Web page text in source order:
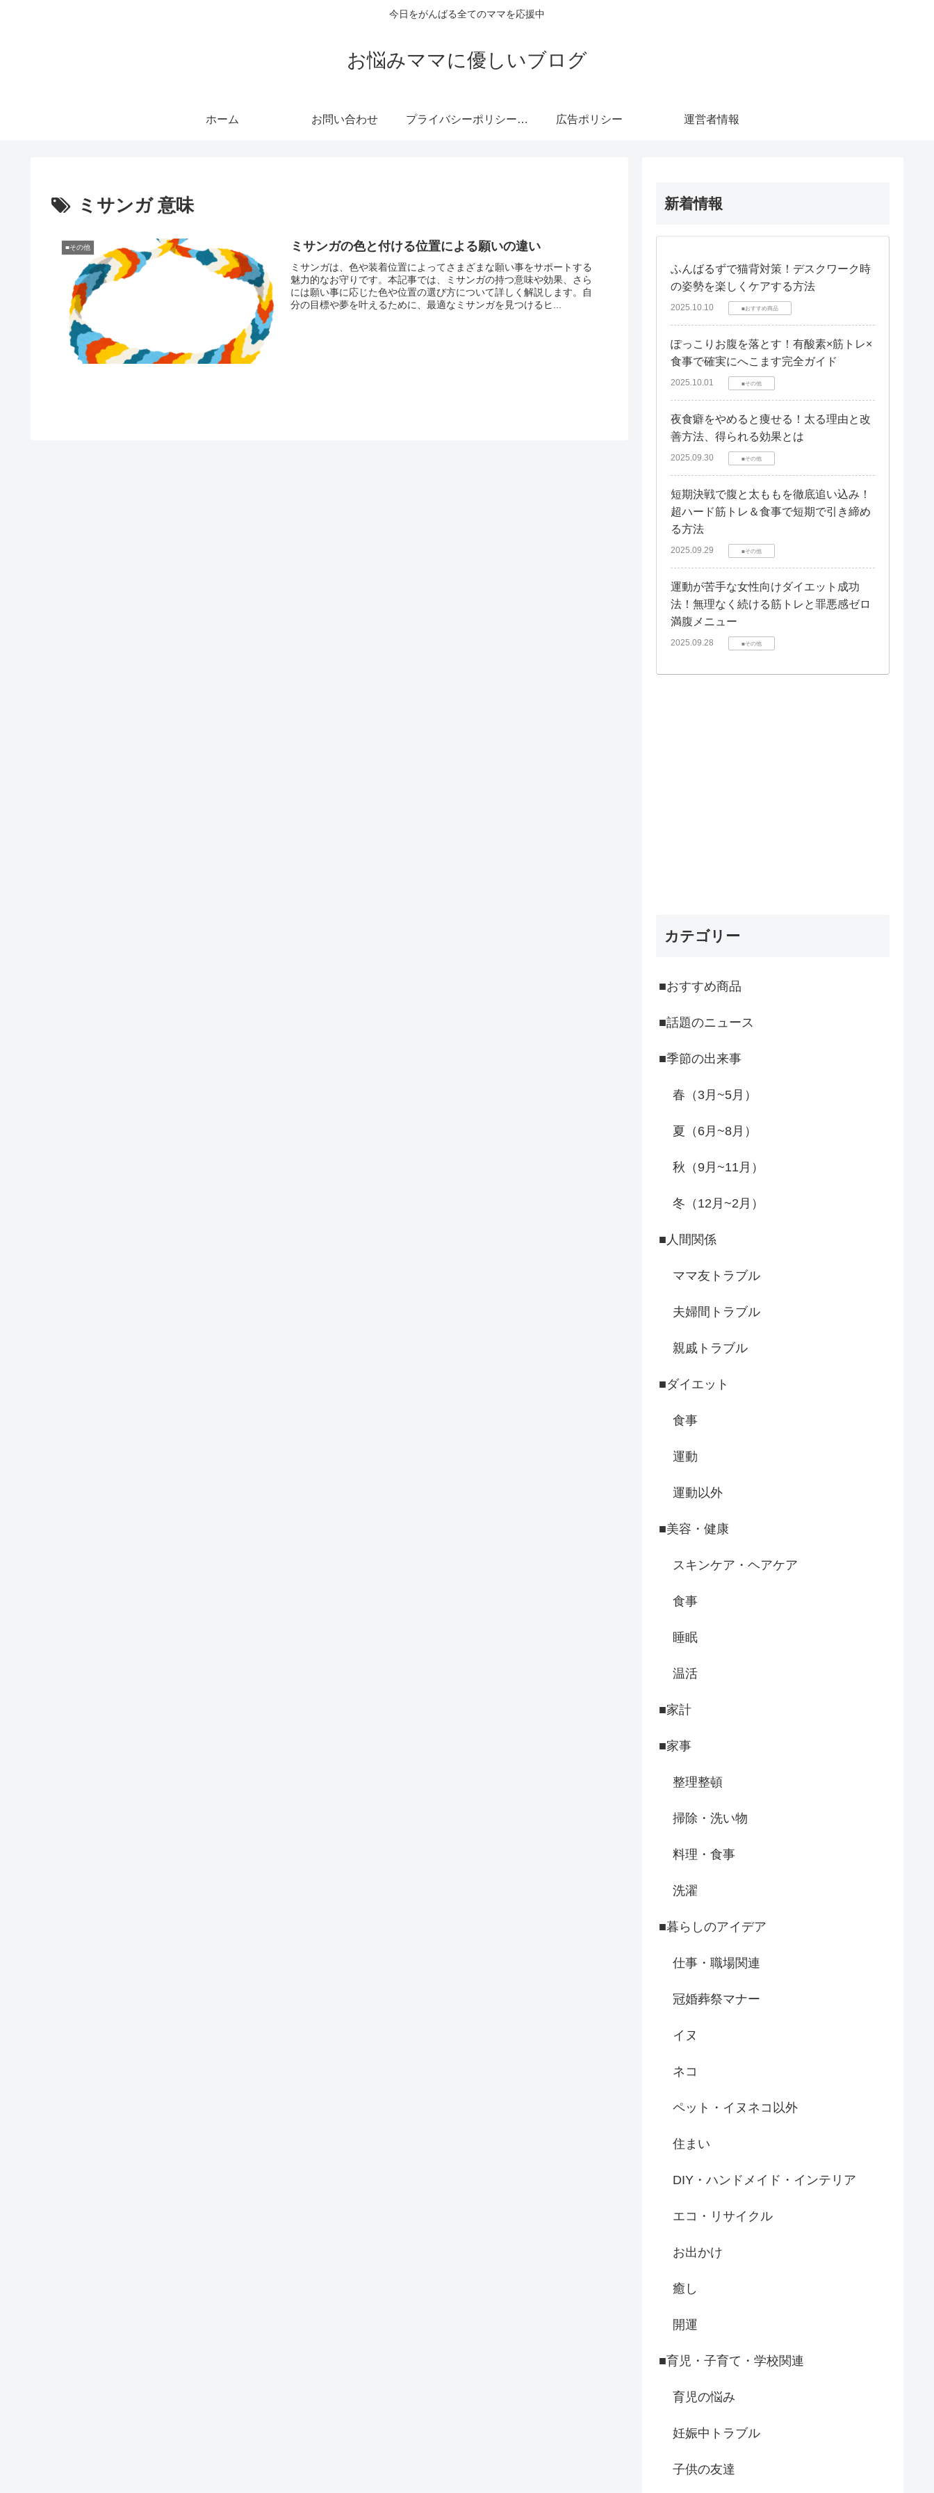
今日をがんばる全てのママを応援中
お悩みママに優しいブログ
ホーム お問い合わせ プライバシーポリシー・免責事項 広告ポリシー 運営者情報
ミサンガ 意味
■その他 ミサンガの色と付ける位置による願いの違い
ミサンガは、色や装着位置によってさまざまな願い事をサポートする
魅力的なお守りです。本記事では、ミサンガの持つ意味や効果、さら
には願い事に応じた色や位置の選び方について詳しく解説します。自
分の目標や夢を叶えるために、最適なミサンガを見つけるヒ...
新着情報
ふんばるずで猫背対策！デスクワーク時
の姿勢を楽しくケアする方法
2025.10.10 ■おすすめ商品
ぽっこりお腹を落とす！有酸素×筋トレ×
食事で確実にへこます完全ガイド
2025.10.01 ■その他
夜食癖をやめると痩せる！太る理由と改
善方法、得られる効果とは
2025.09.30 ■その他
短期決戦で腹と太ももを徹底追い込み！
超ハード筋トレ＆食事で短期で引き締め
る方法
2025.09.29 ■その他
運動が苦手な女性向けダイエット成功
法！無理なく続ける筋トレと罪悪感ゼロ
満腹メニュー
2025.09.28 ■その他
カテゴリー
■おすすめ商品
■話題のニュース
■季節の出来事
春（3月~5月）
夏（6月~8月）
秋（9月~11月）
冬（12月~2月）
■人間関係
ママ友トラブル
夫婦間トラブル
親戚トラブル
■ダイエット
食事
運動
運動以外
■美容・健康
スキンケア・ヘアケア
食事
睡眠
温活
■家計
■家事
整理整頓
掃除・洗い物
料理・食事
洗濯
■暮らしのアイデア
仕事・職場関連
冠婚葬祭マナー
イヌ
ネコ
ペット・イヌネコ以外
住まい
DIY・ハンドメイド・インテリア
エコ・リサイクル
お出かけ
癒し
開運
■育児・子育て・学校関連
育児の悩み
妊娠中トラブル
子供の友達